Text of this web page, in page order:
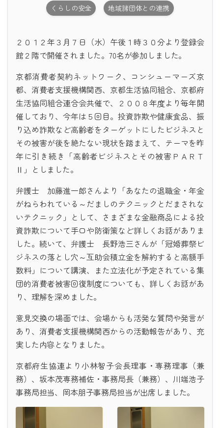
くらしの安全 地域諸団体との連携
２０１２年３月７日（水）午後１時３０分より登録会
館２階で開催されました。70名が参加しました。
京都消費者契約ネットワーク、コンシューマーズ京
都、消費者支援機構関西、京都生活協同組合、京都府
生活協同組合連合会共催で、２００８年度より毎年開
催しており、今年は５回目。投資詐欺や健康食品、振
り込め詐欺など高齢者をターゲットにしたビジネスと
その被害が後を絶たない現状を踏まえて、テーマを昨
年に引き続き「高齢者ビジネスとその被害ＰＡＲＴ
Ⅱ」としました。
弁護士 加藤進一郎さんより「あなたの退職金・年金
がねらわれている～だましのテクニックとだまされな
いテクニック」として、さまざまな金融商品による投
資詐欺について手口や防衛策など詳しくお話がありま
した。続いて、弁護士 長野浩三さんが「冠婚葬祭ビ
ジネスの落とし穴～互助会積立金を解約すると高額手
数料」について講演、また立法化が予定されている集
団的消費者被害回復制度についても、詳しくお話があ
り、理解を深めました。
意見交換の場面では、会場からも活発な質問や発言が
あり、消費者支援機構関西からの活動報告があり、充
実した内容となりました。
京都府生協連より小林智子会長理事・専務理事（兼
務）、坂本茂専務補佐・事務局長（兼務）、川端浩子
事務局担当、岡本朋子事務局担当が出席しました。